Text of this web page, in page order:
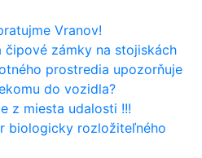
Vranov!
čipové zámky na stojiskách
prostredia upozorňuje
do vozidla?
z miesta udalosti !!!
biologicky rozložiteľného